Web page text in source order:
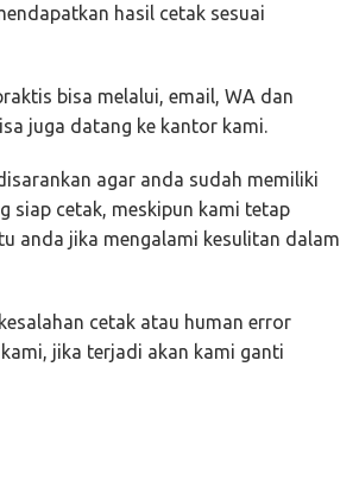
hasil cetak sesuai
bisa melalui, email, WA dan
juga datang ke kantor kami.
agar anda sudah memiliki
siap cetak, meskipun kami tetap
anda jika mengalami kesulitan dalam
cetak atau human error
jika terjadi akan kami ganti